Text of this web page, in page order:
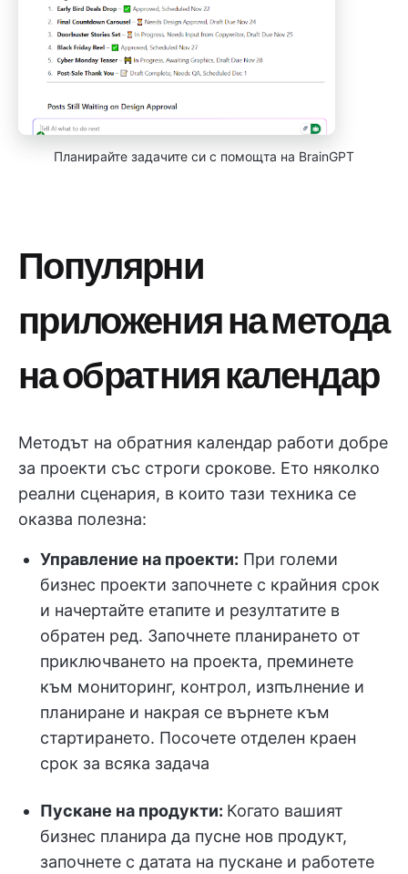
Планирайте задачите си с помощта на BrainGPT
Популярни
приложения на метода
на обратния календар
Методът на обратния календар работи добре
за проекти със строги срокове. Ето няколко
реални сценария, в които тази техника се
оказва полезна:
Управление на проекти: При големи
бизнес проекти започнете с крайния срок
и начертайте етапите и резултатите в
обратен ред. Започнете планирането от
приключването на проекта, преминете
към мониторинг, контрол, изпълнение и
планиране и накрая се върнете към
стартирането. Посочете отделен краен
срок за всяка задача
Пускане на продукти: Когато вашият
бизнес планира да пусне нов продукт,
започнете с датата на пускане и работете